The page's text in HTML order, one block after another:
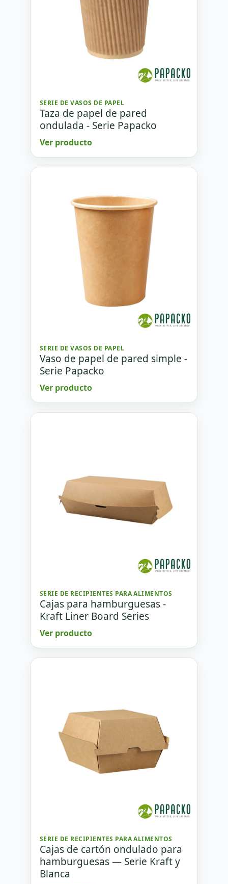
SERIE DE VASOS DE PAPEL
Taza de papel de pared
ondulada - Serie Papacko
Ver producto
SERIE DE VASOS DE PAPEL
Vaso de papel de pared simple -
Serie Papacko
Ver producto
SERIE DE RECIPIENTES PARA ALIMENTOS
Cajas para hamburguesas -
Kraft Liner Board Series
Ver producto
SERIE DE RECIPIENTES PARA ALIMENTOS
Cajas de cartón ondulado para
hamburguesas — Serie Kraft y
Blanca